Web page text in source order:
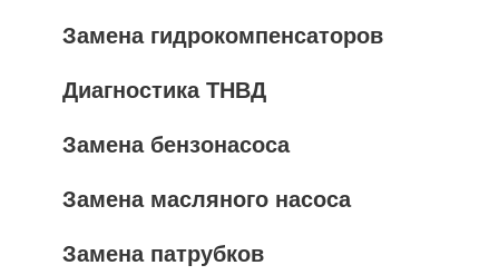
Замена гидрокомпенсаторов
Диагностика ТНВД
Замена бензонасоса
Замена масляного насоса
Замена патрубков